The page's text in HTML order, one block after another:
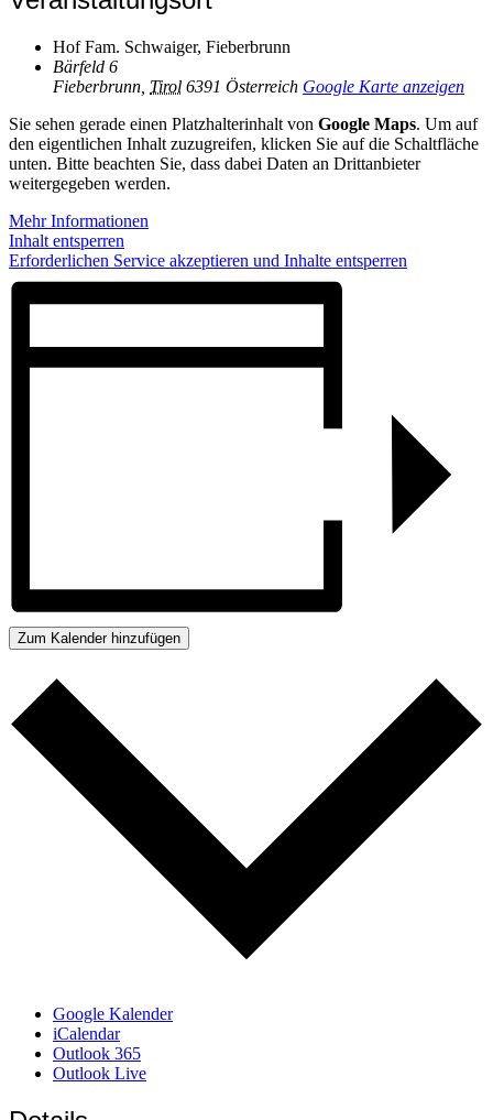
Hof Fam. Schwaiger, Fieberbrunn
Bärfeld 6
Fieberbrunn Tirol 6391 Österreich Google Karte anzeigen
Sie sehen gerade einen Platzhalterinhalt von Google Maps. Um auf
den eigentlichen Inhalt zuzugreifen, klicken Sie auf die Schaltfläche
unten. Bitte beachten Sie, dass dabei Daten an Drittanbieter
weitergegeben werden.
Mehr Informationen
Inhalt entsperren
Erforderlichen Service akzeptieren und Inhalte entsperren
Zum Kalender hinzufügen
Google Kalender
iCalendar
Outlook 365
Outlook Live